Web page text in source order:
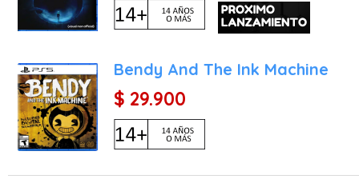
Bendy And The Ink Machine
$ 29.900